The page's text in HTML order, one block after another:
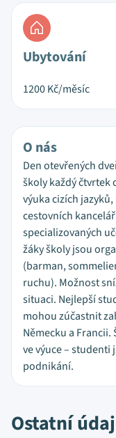
Ubytování
1200Kč/měsíc
O nás
Den otevřených
školy každý čtvrtek
výuka cizích
cestovních
specializovaných
žáky školy jsou
(barman,
ruchu). Možnost
situaci. Nejlepší
mohou zúčastnit
Německu a
ve výuce –
podnikání.
Ostatní